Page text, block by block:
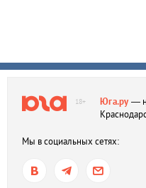
18+ Юга.ру—
Мы в социальных сетях: